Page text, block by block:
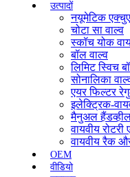
उत्पादों
नयूमेटिक
चोटा सा वाल्व
स्कॉच योक
बॉल वाल्व
लिमिट स्विच
सोनालिका
एयर फिल्टर
इलेक्ट्रिक-
मैनुअल
वायवीय रोटरी
वायवीय रैक
OEM
वीडियो